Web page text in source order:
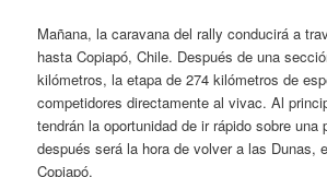
Mañana, la caravana del rally conducirá a
hasta Copiapó, Chile. Después de una
kilómetros, la etapa de 274 kilómetros de
competidores directamente al vivac. Al
tendrán la oportunidad de ir rápido sobre una
después será la hora de volver a las Dunas,
Copiapó.